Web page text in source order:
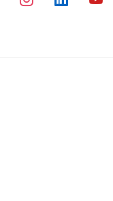
Pazarı: Suda